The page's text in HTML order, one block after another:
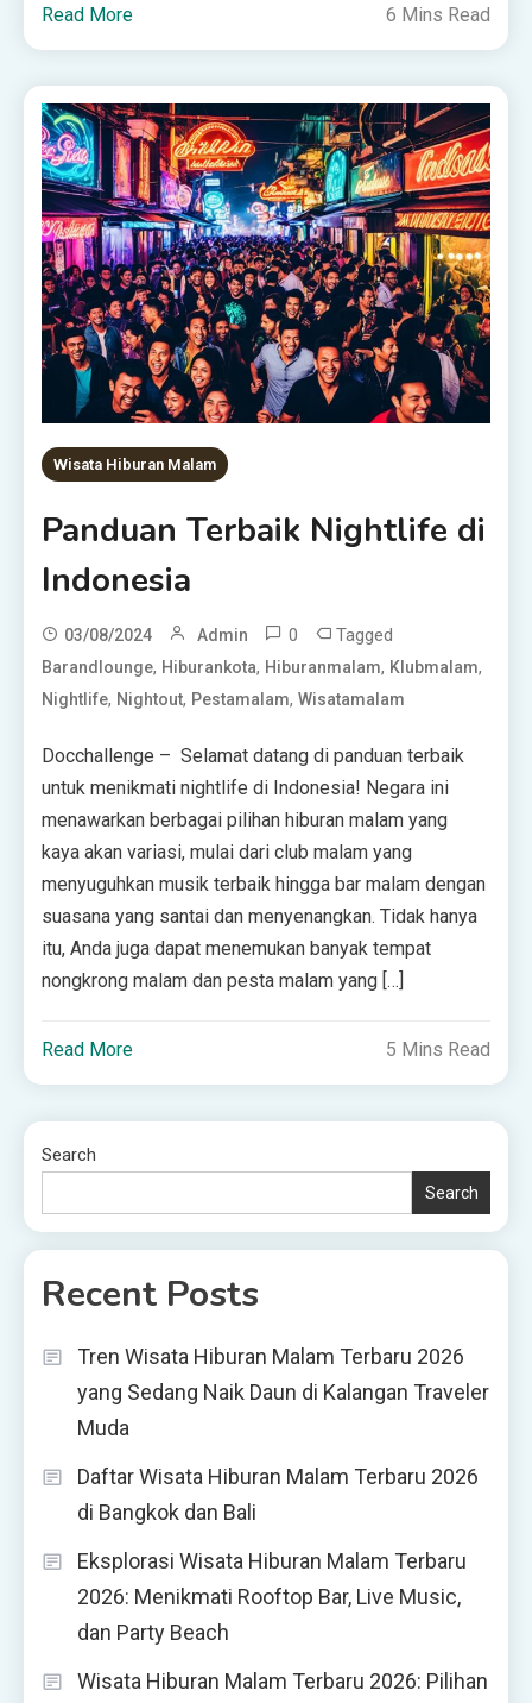
Read More 6 Mins Read
Wisata Hiburan Malam
Panduan Terbaik Nightlife di
Indonesia
03/08/2024 Admin 0 Tagged
Barandlounge, Hiburankota, Hiburanmalam, Klubmalam,
Nightlife, Nightout, Pestamalam,Wisatamalam
Docchallenge – Selamat datang di panduan terbaik
untuk menikmati nightlife di Indonesia! Negara ini
menawarkan berbagai pilihan hiburan malam yang
kaya akan variasi, mulai dari club malam yang
menyuguhkan musik terbaik hingga bar malam dengan
suasana yang santai dan menyenangkan. Tidak hanya
itu, Anda juga dapat menemukan banyak tempat
nongkrong malam dan pesta malam yang […]
Read More 5 Mins Read
Search
Search
Recent Posts
Tren Wisata Hiburan Malam Terbaru 2026
yang Sedang Naik Daun di Kalangan Traveler
Muda
Daftar Wisata Hiburan Malam Terbaru 2026
di Bangkok dan Bali
Eksplorasi Wisata Hiburan Malam Terbaru
2026: Menikmati Rooftop Bar, Live Music,
dan Party Beach
Wisata Hiburan Malam Terbaru 2026: Pilihan